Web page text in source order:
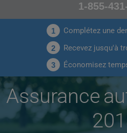
1-855-
1 Complétez une
2 Recevez jusqu'à
3 Économisez
Assurance